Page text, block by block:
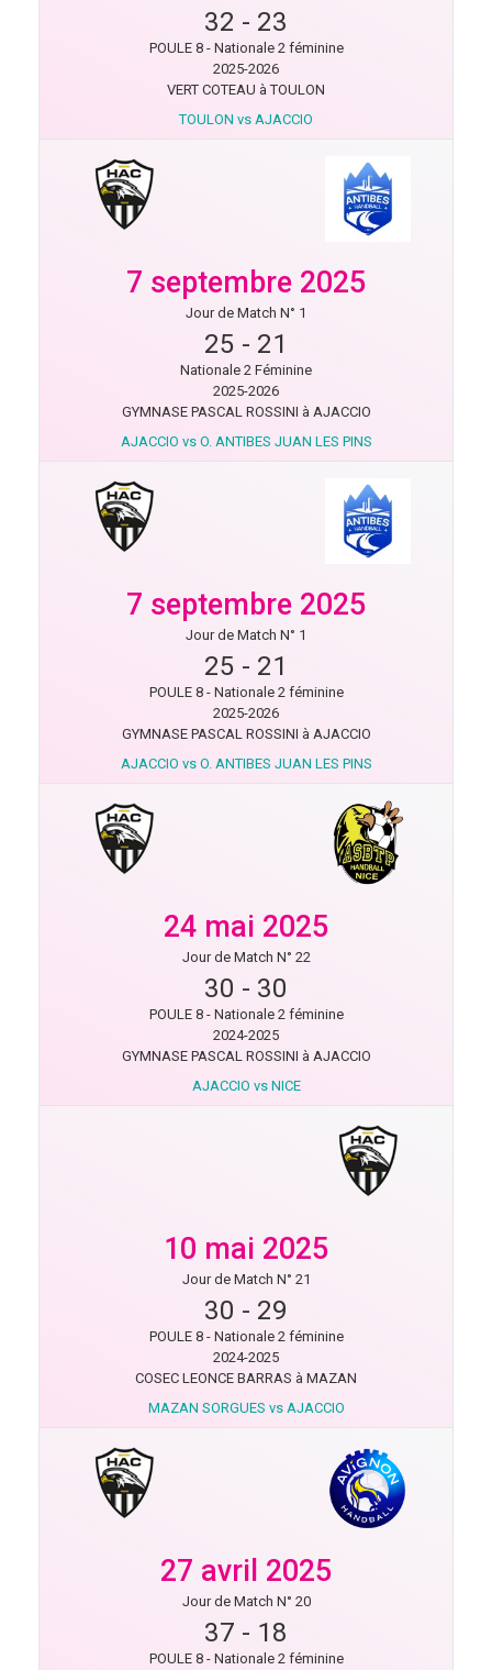
32 - 23
POULE 8 - Nationale 2 féminine
2025-2026
VERT COTEAU à TOULON
TOULON vs AJACCIO
7 septembre 2025
Jour de Match N° 1
25 - 21
Nationale 2 Féminine
2025-2026
GYMNASE PASCAL ROSSINI à AJACCIO
AJACCIO vs O. ANTIBES JUAN LES PINS
7 septembre 2025
Jour de Match N° 1
25 - 21
POULE 8 - Nationale 2 féminine
2025-2026
GYMNASE PASCAL ROSSINI à AJACCIO
AJACCIO vs O. ANTIBES JUAN LES PINS
24 mai 2025
Jour de Match N° 22
30 - 30
POULE 8 - Nationale 2 féminine
2024-2025
GYMNASE PASCAL ROSSINI à AJACCIO
AJACCIO vs NICE
10 mai 2025
Jour de Match N° 21
30 - 29
POULE 8 - Nationale 2 féminine
2024-2025
COSEC LEONCE BARRAS à MAZAN
MAZAN SORGUES vs AJACCIO
27 avril 2025
Jour de Match N° 20
37 - 18
POULE 8 - Nationale 2 féminine